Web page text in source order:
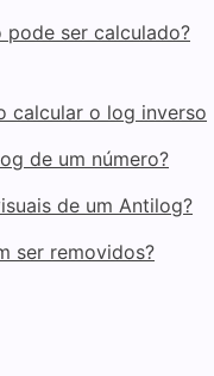
ser calculado?
calcular o log inverso
de um número?
de um Antilog?
ser removidos?